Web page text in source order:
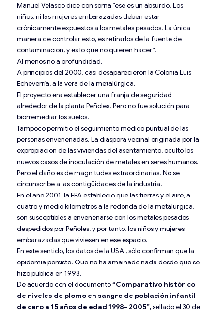
Manuel Velasco dice con sorna “ese es un absurdo. Los
niños, ni las mujeres embarazadas deben estar
crónicamente expuestos a los metales pesados. La única
manera de controlar esto, es retirarlos de la fuente de
contaminación, y es lo que no quieren hacer”.
Al menos no a profundidad.
A principios del 2000, casi desaparecieron la Colonia Luís
Echeverría, a la vera de la metalúrgica.
El proyecto era establecer una franja de seguridad
alrededor de la planta Peñoles. Pero no fue solución para
biorremediar los suelos.
Tampoco permitió el seguimiento médico puntual de las
personas envenenadas. La diáspora vecinal originada por la
expropiación de las viviendas del asentamiento, ocultó los
nuevos casos de inoculación de metales en seres humanos.
Pero el daño es de magnitudes extraordinarias. No se
circunscribe a las contigüidades de la industria.
En el año 2001, la EPA estableció que las tierras y el aire, a
cuatro y medio kilómetros a la redonda de la metalúrgica,
son susceptibles a envenenarse con los metales pesados
despedidos por Peñoles, y por tanto, los niños y mujeres
embarazadas que viviesen en ese espacio.
En este sentido, los datos de la USA , sólo confirman que la
epidemia persiste. Que no ha amainado nada desde que se
hizo pública en 1998.
De acuerdo con el documento“Comparativo histórico
de niveles de plomo en sangre de población infantil
de cero a 15 años de edad 1998- 2005”,sellado el 30 de